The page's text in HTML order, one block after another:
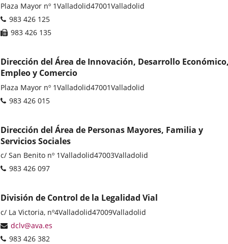
Postal
address
Plaza Mayor nº 1Valladolid47001Valladolid
Phones
983 426 125
Fax
983 426 135
Dirección del Área de Innovación, Desarrollo
Empleo y Comercio
Postal
address
Plaza Mayor nº 1Valladolid47001Valladolid
Phones
983 426 015
Dirección del Área de Personas Mayores, Familia y
Servicios Sociales
Postal
address
c/ San Benito nº 1Valladolid47003Valladolid
Phones
983 426 097
División de Control de la Legalidad Vial
Postal
address
c/ La Victoria, nº4Valladolid47009Valladolid
Email
dclv@ava.es
Phones
983 426 382